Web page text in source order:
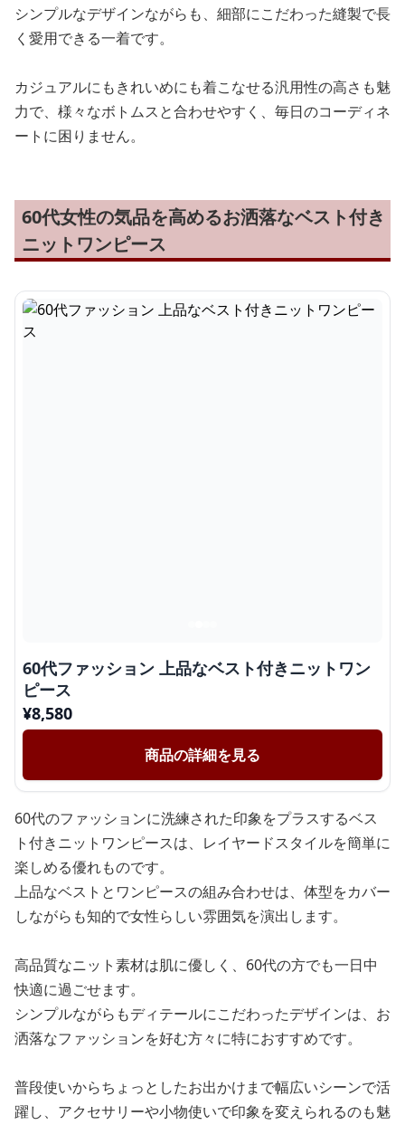
シンプルなデザインながらも、細部にこだわった縫製で長
く愛用できる一着です。
カジュアルにもきれいめにも着こなせる汎用性の高さも魅
力で、様々なボトムスと合わせやすく、毎日のコーディネ
ートに困りません。
60代女性の気品を高めるお洒落なベスト付き
ニットワンピース
60代ファッション 上品なベスト付きニットワン
ピース
¥8,580
商品の詳細を見る
60代のファッションに洗練された印象をプラスするベス
ト付きニットワンピースは、レイヤードスタイルを簡単に
楽しめる優れものです。
上品なベストとワンピースの組み合わせは、体型をカバー
しながらも知的で女性らしい雰囲気を演出します。
高品質なニット素材は肌に優しく、60代の方でも一日中
快適に過ごせます。
シンプルながらもディテールにこだわったデザインは、お
洒落なファッションを好む方々に特におすすめです。
普段使いからちょっとしたお出かけまで幅広いシーンで活
躍し、アクセサリーや小物使いで印象を変えられるのも魅